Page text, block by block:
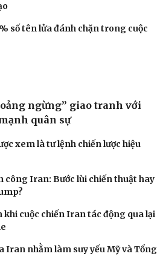
Kể chuyện cho bé
số tên lửa đánh chặn trong cuộc
ngừng” giao tranh với
quân sự